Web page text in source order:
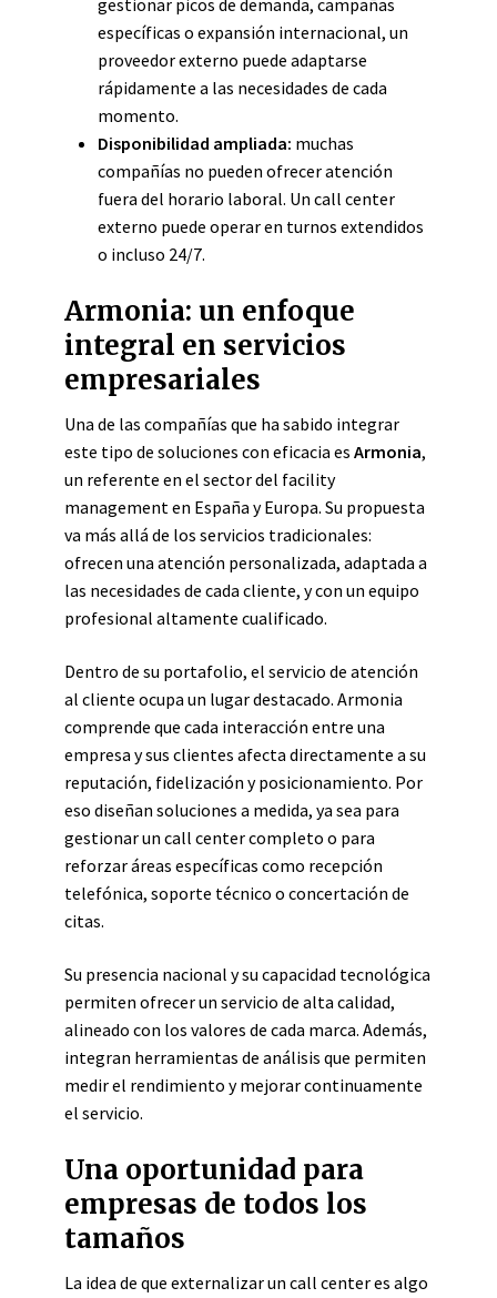
gestionar picos de demanda, campañas
específicas o expansión internacional, un
proveedor externo puede adaptarse
rápidamente a las necesidades de cada
momento.
Disponibilidad ampliada: muchas
compañías no pueden ofrecer atención
fuera del horario laboral. Un call center
externo puede operar en turnos extendidos
o incluso 24/7.
Armonia: un enfoque
integral en servicios
empresariales
Una de las compañías que ha sabido integrar
este tipo de soluciones con eficacia es Armonia,
un referente en el sector del facility
management en España y Europa. Su propuesta
va más allá de los servicios tradicionales:
ofrecen una atención personalizada, adaptada a
las necesidades de cada cliente, y con un equipo
profesional altamente cualificado.
Dentro de su portafolio, el servicio de atención
al cliente ocupa un lugar destacado. Armonia
comprende que cada interacción entre una
empresa y sus clientes afecta directamente a su
reputación, fidelización y posicionamiento. Por
eso diseñan soluciones a medida, ya sea para
gestionar un call center completo o para
reforzar áreas específicas como recepción
telefónica, soporte técnico o concertación de
citas.
Su presencia nacional y su capacidad tecnológica
permiten ofrecer un servicio de alta calidad,
alineado con los valores de cada marca. Además,
integran herramientas de análisis que permiten
medir el rendimiento y mejorar continuamente
el servicio.
Una oportunidad para
empresas de todos los
tamaños
La idea de que externalizar un call center es algo